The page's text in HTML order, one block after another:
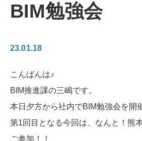
BIM勉強会
23.01.18
こんばんは♪
BIM推進課の三嶋です。
本日夕方から社内でBIM勉強会を開
第1回目となる今回は、なんと！熊
ご参加！！